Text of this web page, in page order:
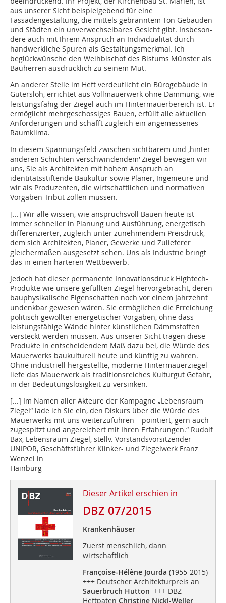
aus unserer Sicht beispielgebend für eine
Fassadengestaltung, die mittels gebranntem Ton Gebäuden
und Städten ein unverwechselbares Gesicht gibt. Insbeson-
dere auch mit Ihrem Anspruch an Individualität durch
handwerkliche Spuren als Gestaltungsmerkmal. Ich
beglückwünsche den Weihbischof des Bistums Münster als
Bauherren ausdrücklich zu seinem Mut.
An anderer Stelle im Heft verdeutlicht ein Bürogebäude in
Gütersloh, errichtet aus Vollmauerwerk ohne Dämmung, wie
leistungsfähig der Ziegel auch im Hintermauerbereich ist. Er
ermöglicht mehrgeschossiges Bauen, erfüllt alle aktuellen
Anforderungen und schafft zugleich ein angemessenes
Raumklima.
In diesem Spannungsfeld zwischen sichtbarem und ‚hinter
anderen Schichten verschwindendem‘ Ziegel bewegen wir
uns, Sie als Architekten mit hohem Anspruch an
identitätsstiftende Baukultur sowie Planer, Ingenieure und
wir als Produzenten, die wirtschaftlichen und normativen
Vorgaben Tribut zollen müssen.
[...] Wir alle wissen, wie anspruchsvoll Bauen heute ist –
immer schneller in Planung und Ausführung, energetisch
differenzierter, zugleich unter zunehmendem Preisdruck,
dem sich Architekten, Planer, Gewerke und Zulieferer
gleichermaßen ausgesetzt sehen. Uns als Industrie bringt
das in einen härteren Wettbewerb.
Jedoch hat dieser permanente Innovationsdruck Hightech-
Produkte wie unsere gefüllten Ziegel hervorgebracht, deren
bauphysikalische Eigenschaften noch vor einem Jahrzehnt
undenkbar gewesen wären. Sie ermöglichen die Erreichung
politisch gewollter energetischer Vorgaben, ohne dass
leistungsfähige Wände hinter künstlichen Dämmstoffen
versteckt werden müssen. Aus unserer Sicht tragen diese
Produkte in entscheidendem Maß dazu bei, die Würde des
Mauerwerks baukulturell heute und künftig zu wahren.
Ohne industriell hergestellte, moderne Hintermauerziegel
liefe das Mauerwerk als traditionsreiches Kulturgut Gefahr,
in der Bedeutungslosigkeit zu versinken.
[...] Im Namen aller Akteure der Kampagne „Lebensraum
Ziegel“ lade ich Sie ein, den Diskurs über die Würde des
Mauerwerks mit uns weiterzuführen – pointiert, gern auch
zugespitzt und angereichert mit Ihren Erfahrungen.“ Rudolf
Bax, Lebensraum Ziegel, stellv. Vorstandsvorsitzender
UNIPOR, Geschäftsführer Klinker- und Ziegelwerk Franz
Wenzel in
Hainburg
Dieser Artikel erschien in
DBZ 07/2015
Krankenhäuser
Zuerst menschlich, dann
wirtschaftlich
Françoise-Hélène Jourda (1955-2015)
+++ Deutscher Architekturpreis an
Sauerbruch Hutton +++ DBZ
Heftpaten Christine Nickl-Weller